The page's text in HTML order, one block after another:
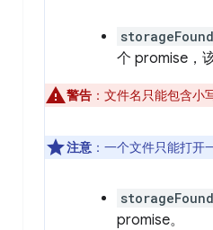
个 promise，
警告 ：文件名只能包含小
注意 ：一个文件只能打开
promise。